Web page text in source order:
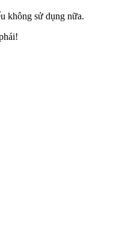
không sử dụng nữa.